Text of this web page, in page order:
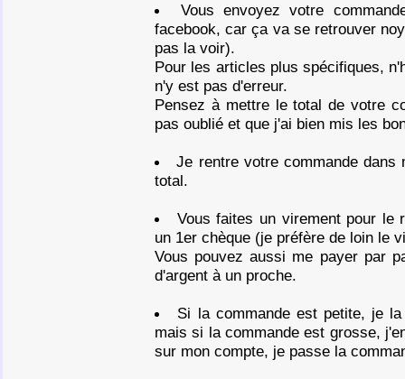
Vous envoyez votre
facebook, car ça va se retrouver
pas la voir).
Pour les articles plus spécifiques,
n'y est pas d'erreur.
Pensez à mettre le total de votre
pas oublié et que j'ai bien mis les
Je rentre votre commande
total.
Vous faites un virement pour le
un 1er chèque (je préfère de loin le
Vous pouvez aussi me payer par
d'argent à un proche.
Si la commande est petite, je
mais si la commande est grosse,
sur mon compte, je passe la